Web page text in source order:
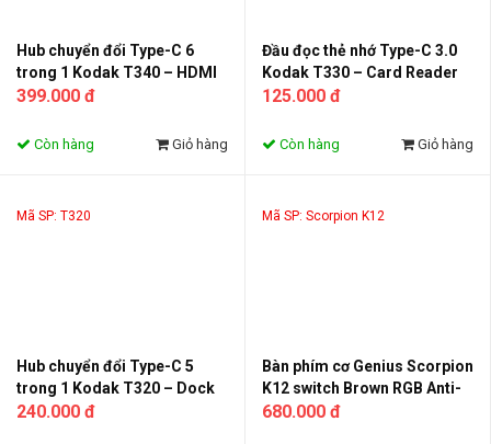
Hub chuyển đổi Type-C 6
trong 1 Kodak T340 – HDMI
4K, USB 3.0 x3, Type-C Data,
laptop, điện thoại
399.000 đ
Còn hàng Giỏ hàng
Đầu đọc thẻ nhớ Type-C 3.0
Kodak T330 – Card Reader
TF / MicroSD hỗ trợ đến 2TB,
laptop, MacBook, điện thoại
125.000 đ
Còn hàng Giỏ hàng
Mã SP: T320
Hub chuyển đổi Type-C 5
trong 1 Kodak T320 – Dock
mở rộng USB 3.0, USB 2.0,
240.000 đ
Mã SP: Scorpion K12
Bàn phím cơ Genius Scorpion
K12 switch Brown RGB Anti-
Ghosting – bàn phím gaming
680.000 đ